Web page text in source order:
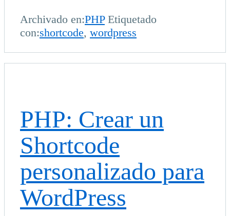
Archivado en:PHP Etiquetado
con:shortcode, wordpress
PHP: Crear un
Shortcode
personalizado para
WordPress